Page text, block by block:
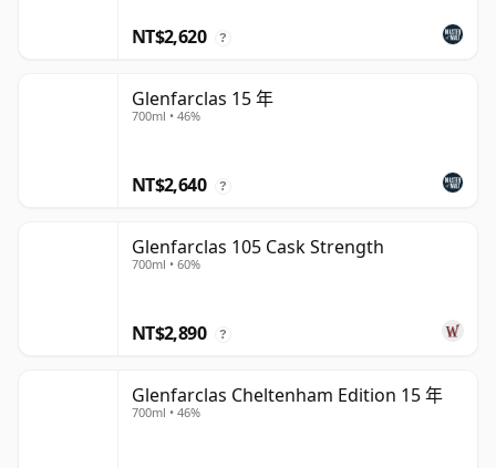
NT$2,620 ?
Glenfarclas 15 年
700ml • 46%
NT$2,640 ?
Glenfarclas 105 Cask Strength
700ml • 60%
NT$2,890 ?
Glenfarclas Cheltenham Edition 15 年
700ml • 46%